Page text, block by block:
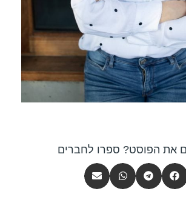
את הפוסט? ספרו לחברים